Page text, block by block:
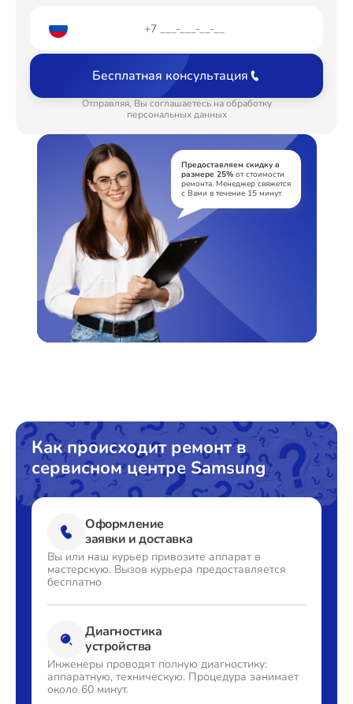
Замена амортизаторов от 2000₽
Замена подшипников от 2800₽
Ремонт/замена датчика температуры от 1100₽
Замена блока управления от 1800₽
Ремонт или замена дозатора моющих средств
Замена заливного клапана
Замена заливного шланга
Замена прессостата
Замена сливного насоса от 1550₽
Замена УБЛ от 1100₽
Замена приводного ремня от 750₽
Бесплатная консультация
Отправляя, Вы соглашаетесь на обработку
персональных данных
Предоставляем скидку в
размере 25%от стоимости
ремонта. Менеджер свяжется
с Вами в течение 15 минут
Как происходит ремонт в
сервисном центре Samsung
Оформление
заявки и доставка
Вы или наш курьер привозите аппарат в
мастерскую. Вызов курьера предоставляется
бесплатно
Диагностика
устройства
Инженеры проводят полную диагностику:
аппаратную, техническую. Процедура занимает
около 60 минут.